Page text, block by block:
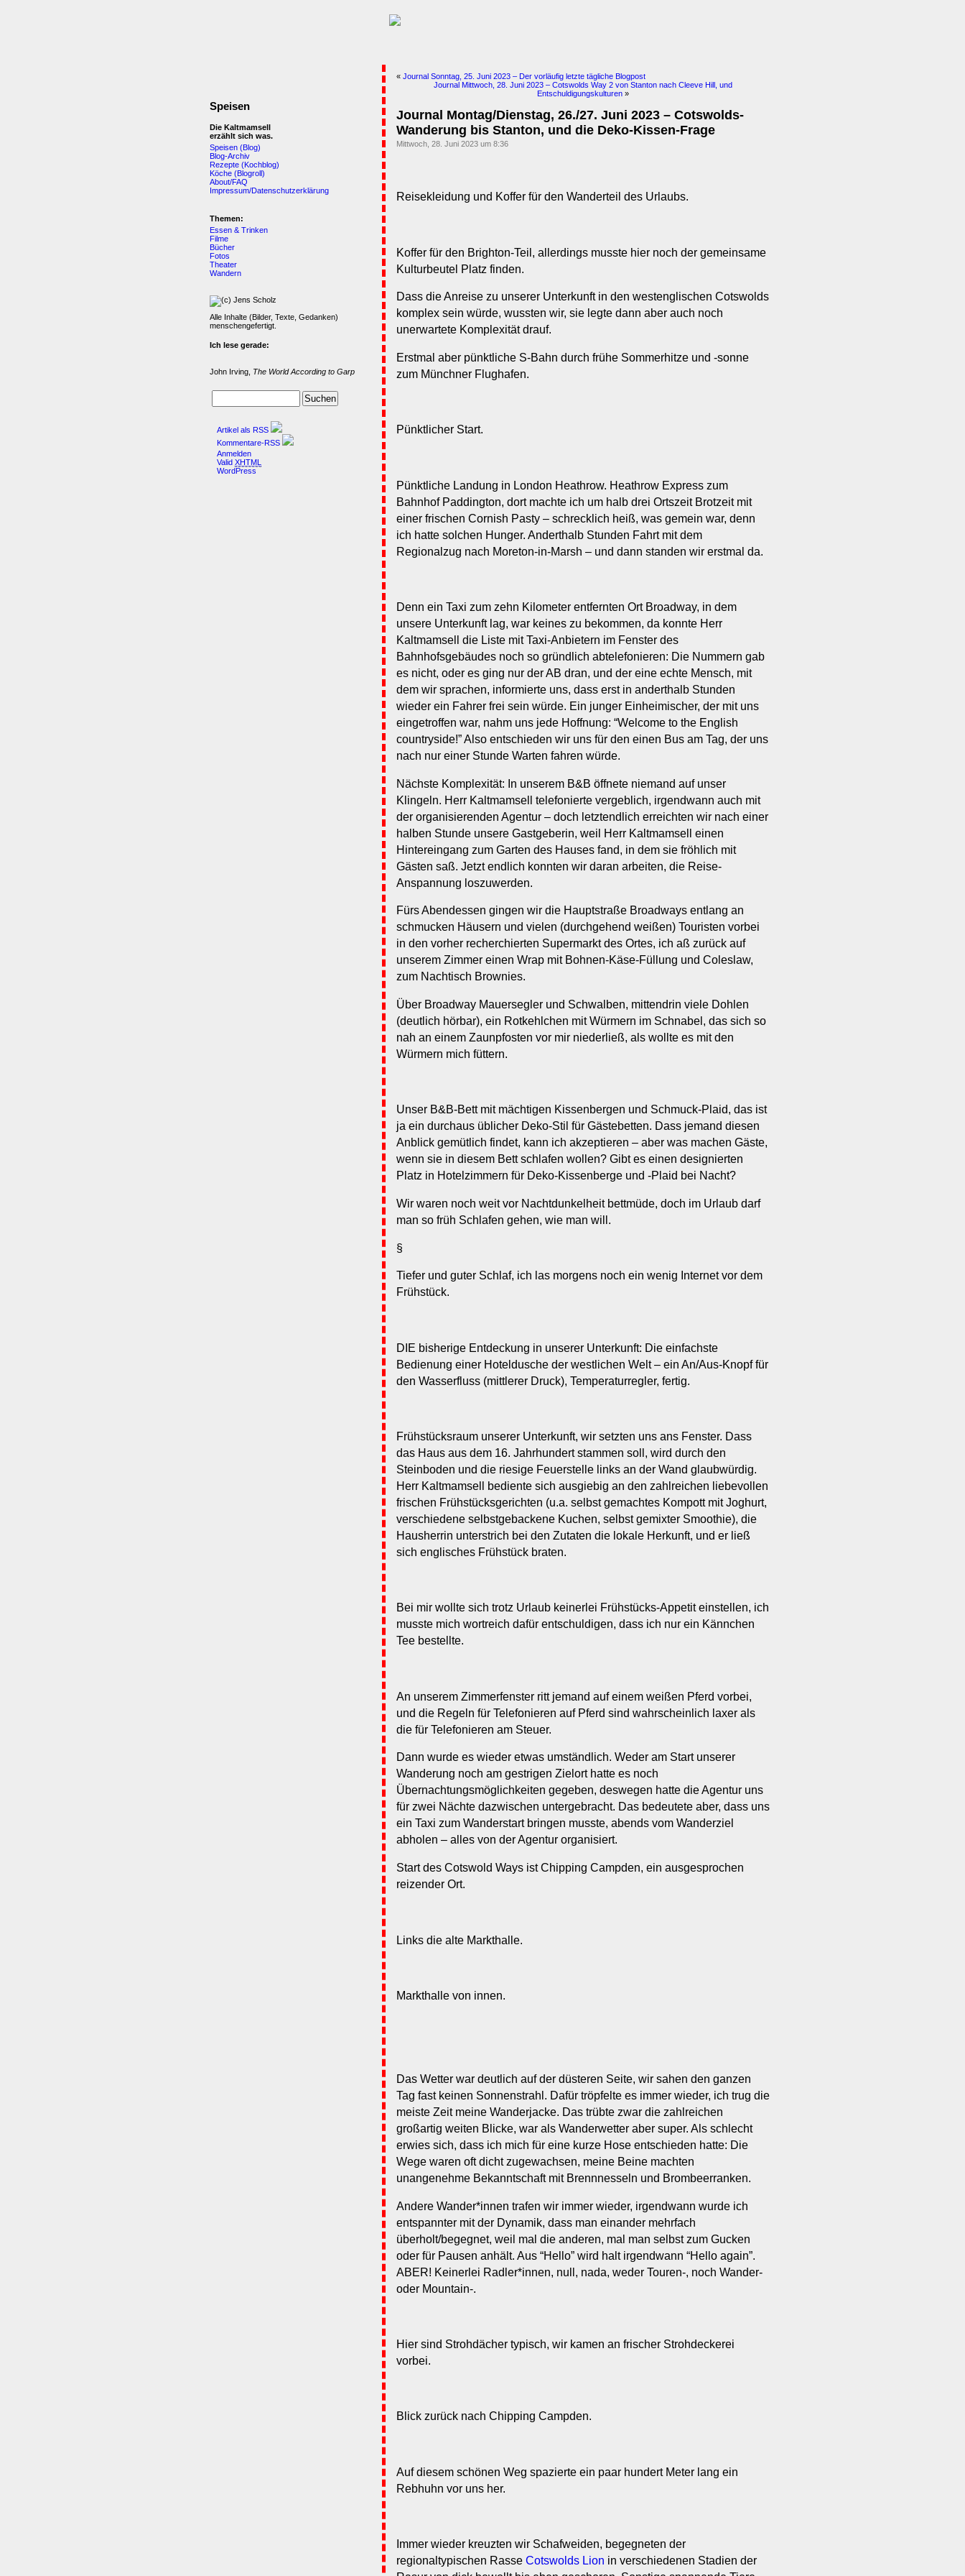
« Journal Sonntag, 25. Juni 2023 – Der vorläufig letzte tägliche Blogpost
Journal Mittwoch, 28. Juni 2023 – Cotswolds Way 2 von Stanton nach Cleeve Hill, und
Entschuldigungskulturen »
Journal Montag/Dienstag, 26./27. Juni 2023 – Cotswolds-
Wanderung bis Stanton, und die Deko-Kissen-Frage
Mittwoch, 28. Juni 2023 um 8:36
Reisekleidung und Koffer für den Wanderteil des Urlaubs.
Koffer für den Brighton-Teil, allerdings musste hier noch der gemeinsame
Kulturbeutel Platz finden.
Dass die Anreise zu unserer Unterkunft in den westenglischen Cotswolds
komplex sein würde, wussten wir, sie legte dann aber auch noch
unerwartete Komplexität drauf.
Erstmal aber pünktliche S-Bahn durch frühe Sommerhitze und -sonne
zum Münchner Flughafen.
Pünktlicher Start.
Pünktliche Landung in London Heathrow. Heathrow Express zum
Bahnhof Paddington, dort machte ich um halb drei Ortszeit Brotzeit mit
einer frischen Cornish Pasty – schrecklich heiß, was gemein war, denn
ich hatte solchen Hunger. Anderthalb Stunden Fahrt mit dem
Regionalzug nach Moreton-in-Marsh – und dann standen wir erstmal da.
Denn ein Taxi zum zehn Kilometer entfernten Ort Broadway, in dem
unsere Unterkunft lag, war keines zu bekommen, da konnte Herr
Kaltmamsell die Liste mit Taxi-Anbietern im Fenster des
Bahnhofsgebäudes noch so gründlich abtelefonieren: Die Nummern gab
es nicht, oder es ging nur der AB dran, und der eine echte Mensch, mit
dem wir sprachen, informierte uns, dass erst in anderthalb Stunden
wieder ein Fahrer frei sein würde. Ein junger Einheimischer, der mit uns
eingetroffen war, nahm uns jede Hoffnung: “Welcome to the English
countryside!” Also entschieden wir uns für den einen Bus am Tag, der uns
nach nur einer Stunde Warten fahren würde.
Nächste Komplexität: In unserem B&B öffnete niemand auf unser
Klingeln. Herr Kaltmamsell telefonierte vergeblich, irgendwann auch mit
der organisierenden Agentur – doch letztendlich erreichten wir nach einer
halben Stunde unsere Gastgeberin, weil Herr Kaltmamsell einen
Hintereingang zum Garten des Hauses fand, in dem sie fröhlich mit
Gästen saß. Jetzt endlich konnten wir daran arbeiten, die Reise-
Anspannung loszuwerden.
Fürs Abendessen gingen wir die Hauptstraße Broadways entlang an
schmucken Häusern und vielen (durchgehend weißen) Touristen vorbei
in den vorher recherchierten Supermarkt des Ortes, ich aß zurück auf
unserem Zimmer einen Wrap mit Bohnen-Käse-Füllung und Coleslaw,
zum Nachtisch Brownies.
Über Broadway Mauersegler und Schwalben, mittendrin viele Dohlen
(deutlich hörbar), ein Rotkehlchen mit Würmern im Schnabel, das sich so
nah an einem Zaunpfosten vor mir niederließ, als wollte es mit den
Würmern mich füttern.
Unser B&B-Bett mit mächtigen Kissenbergen und Schmuck-Plaid, das ist
ja ein durchaus üblicher Deko-Stil für Gästebetten. Dass jemand diesen
Anblick gemütlich findet, kann ich akzeptieren – aber was machen Gäste,
wenn sie in diesem Bett schlafen wollen? Gibt es einen designierten
Platz in Hotelzimmern für Deko-Kissenberge und -Plaid bei Nacht?
Wir waren noch weit vor Nachtdunkelheit bettmüde, doch im Urlaub darf
man so früh Schlafen gehen, wie man will.
§
Tiefer und guter Schlaf, ich las morgens noch ein wenig Internet vor dem
Frühstück.
DIE bisherige Entdeckung in unserer Unterkunft: Die einfachste
Bedienung einer Hoteldusche der westlichen Welt – ein An/Aus-Knopf für
den Wasserfluss (mittlerer Druck), Temperaturregler, fertig.
Frühstücksraum unserer Unterkunft, wir setzten uns ans Fenster. Dass
das Haus aus dem 16. Jahrhundert stammen soll, wird durch den
Steinboden und die riesige Feuerstelle links an der Wand glaubwürdig.
Herr Kaltmamsell bediente sich ausgiebig an den zahlreichen liebevollen
frischen Frühstücksgerichten (u.a. selbst gemachtes Kompott mit Joghurt,
verschiedene selbstgebackene Kuchen, selbst gemixter Smoothie), die
Hausherrin unterstrich bei den Zutaten die lokale Herkunft, und er ließ
sich englisches Frühstück braten.
Bei mir wollte sich trotz Urlaub keinerlei Frühstücks-Appetit einstellen, ich
musste mich wortreich dafür entschuldigen, dass ich nur ein Kännchen
Tee bestellte.
An unserem Zimmerfenster ritt jemand auf einem weißen Pferd vorbei,
und die Regeln für Telefonieren auf Pferd sind wahrscheinlich laxer als
die für Telefonieren am Steuer.
Dann wurde es wieder etwas umständlich. Weder am Start unserer
Wanderung noch am gestrigen Zielort hatte es noch
Übernachtungsmöglichkeiten gegeben, deswegen hatte die Agentur uns
für zwei Nächte dazwischen untergebracht. Das bedeutete aber, dass uns
ein Taxi zum Wanderstart bringen musste, abends vom Wanderziel
abholen – alles von der Agentur organisiert.
Start des Cotswold Ways ist Chipping Campden, ein ausgesprochen
reizender Ort.
Links die alte Markthalle.
Markthalle von innen.
Das Wetter war deutlich auf der düsteren Seite, wir sahen den ganzen
Tag fast keinen Sonnenstrahl. Dafür tröpfelte es immer wieder, ich trug die
meiste Zeit meine Wanderjacke. Das trübte zwar die zahlreichen
großartig weiten Blicke, war als Wanderwetter aber super. Als schlecht
erwies sich, dass ich mich für eine kurze Hose entschieden hatte: Die
Wege waren oft dicht zugewachsen, meine Beine machten
unangenehme Bekanntschaft mit Brennnesseln und Brombeerranken.
Andere Wander*innen trafen wir immer wieder, irgendwann wurde ich
entspannter mit der Dynamik, dass man einander mehrfach
überholt/begegnet, weil mal die anderen, mal man selbst zum Gucken
oder für Pausen anhält. Aus “Hello” wird halt irgendwann “Hello again”.
ABER! Keinerlei Radler*innen, null, nada, weder Touren-, noch Wander-
oder Mountain-.
Hier sind Strohdächer typisch, wir kamen an frischer Strohdeckerei
vorbei.
Blick zurück nach Chipping Campden.
Auf diesem schönen Weg spazierte ein paar hundert Meter lang ein
Rebhuhn vor uns her.
Immer wieder kreuzten wir Schafweiden, begegneten der
regionaltypischen Rasse Cotswolds Lion in verschiedenen Stadien der
Speisen
Die Kaltmamsell
erzählt sich was.
Speisen (Blog)
Blog-Archiv
Rezepte (Kochblog)
Köche (Blogroll)
About/FAQ
Impressum/Datenschutzerklärung
Themen:
Essen & Trinken
Filme
Bücher
Fotos
Theater
Wandern
Alle Inhalte (Bilder, Texte, Gedanken)
menschengefertigt.
Ich lese gerade:
John Irving, The World According to Garp
Artikel als RSS
Kommentare-RSS
Anmelden
Valid XHTML
WordPress